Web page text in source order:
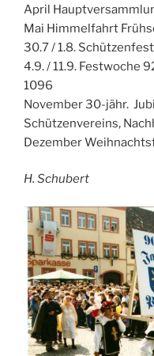
April
Mai Himmelfahrt
30.7 / 1.8. Schützenfest
4.9. / 11.9. Festwoche
1096
November 30-jähr.
Schützenvereins,
Dezember
H. Schubert